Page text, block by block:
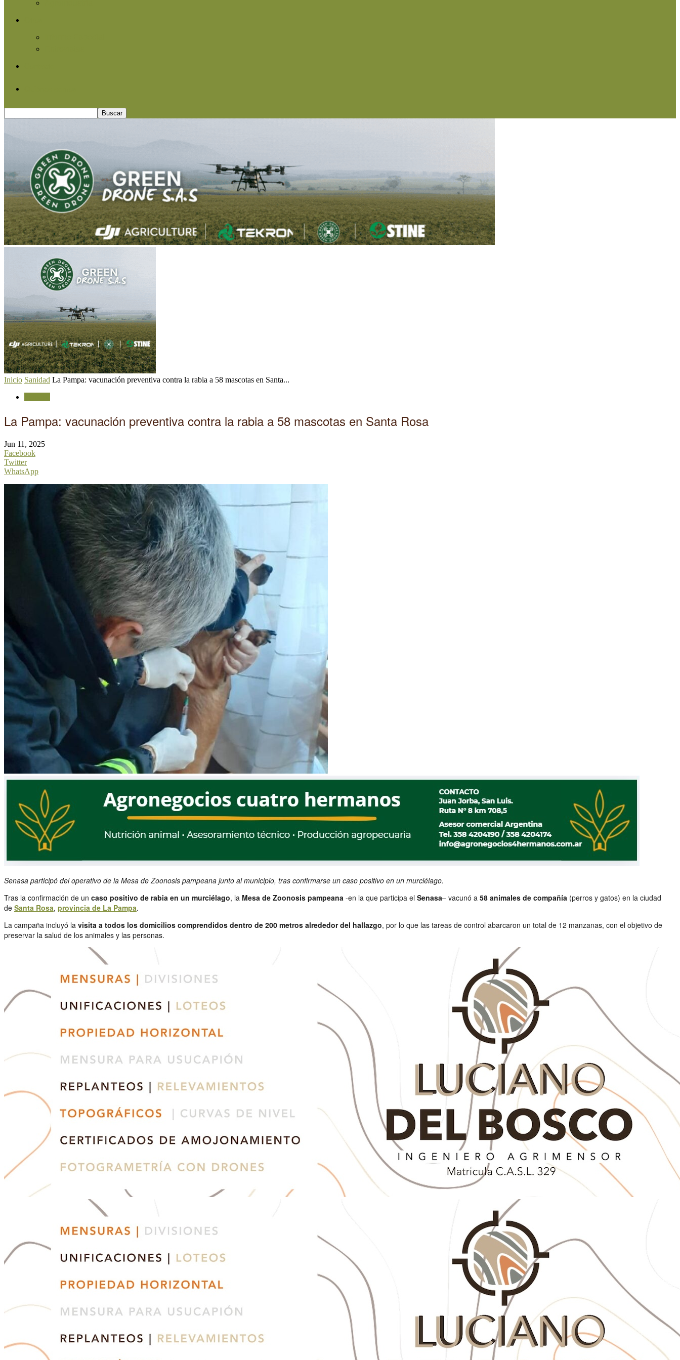
Inicio Sanidad La Pampa: vacunación preventiva contra la rabia a 58 mascotas en Santa...
La Pampa: vacunación preventiva contra la rabia a 58 mascotas en Santa Rosa
Jun 11, 2025
Facebook
Twitter
WhatsApp
Senasa participó del operativo de la Mesa de Zoonosis pampeana junto al municipio, tras confirmarse un caso positivo en un murciélago.
Tras la confirmación de un caso positivo de rabia en un murciélago, la Mesa de Zoonosis pampeana -en la que participa el Senasa– vacunó a 58 animales de compañía (perros y gatos) en la ciudad
de Santa Rosa, provincia de La Pampa.
La campaña incluyó la visita a todos los domicilios comprendidos dentro de 200 metros alrededor del hallazgo, por lo que las tareas de control abarcaron un total de 12 manzanas, con el objetivo de
preservar la salud de los animales y las personas.